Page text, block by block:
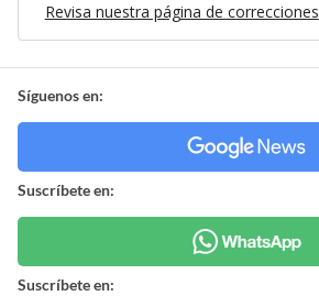
Revisa nuestra página de correcciones
Síguenos en:
Suscríbete en:
Suscríbete en: